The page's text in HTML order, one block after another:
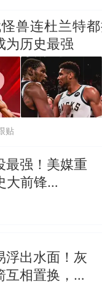
兽连杜兰特
为历史最强
贴
最强！美媒重
大前锋
字母哥
浮出水面！灰
互相置换，范